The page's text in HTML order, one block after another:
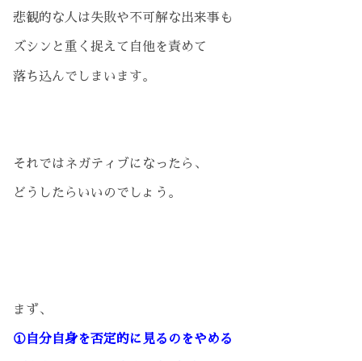
悲観的な人は失敗や不可解な出来事も
ズシンと重く捉えて自他を責めて
落ち込んでしまいます。
それではネガティブになったら、
どうしたらいいのでしょう。
まず、
①自分自身を否定的に見るのをやめる